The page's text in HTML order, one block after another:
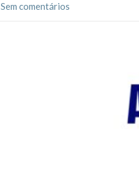
Sem comentários